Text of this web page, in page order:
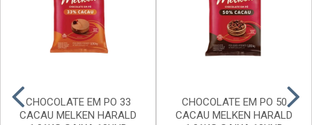
CHOCOLATE EM PO 33
CACAU MELKEN HARALD
CHOCOLATE EM PO 50
CACAU MELKEN HARALD